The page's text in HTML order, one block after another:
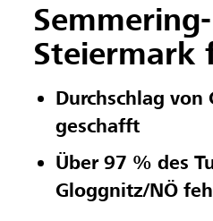
Steiermark
Durchschlag
geschafft
Über 97 % des
Gloggnitz/NÖ